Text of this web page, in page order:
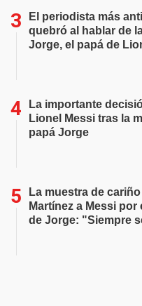
El periodista más
quebró al hablar de
Jorge, el papá de
La importante
Lionel Messi tras la
papá Jorge
La muestra de
Martínez a Messi
de Jorge: "Siempre